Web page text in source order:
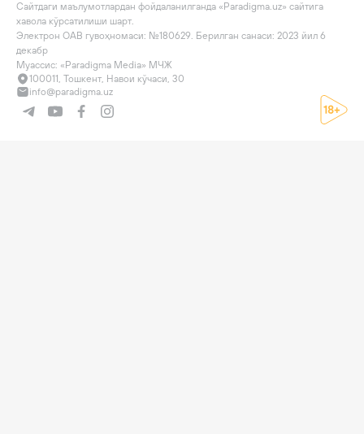
Сайтдаги маълумотлардан фойдаланилганда «Paradigma.uz» сайтига
хавола кўрсатилиши шарт.
Электрон ОАВ гувоҳномаси: №180629. Берилган санаси: 2023 йил 6
декабр
Муассис: «Paradigma Media» МЧЖ
100011, Тошкент, Навои кўчаси, 30
info@paradigma.uz